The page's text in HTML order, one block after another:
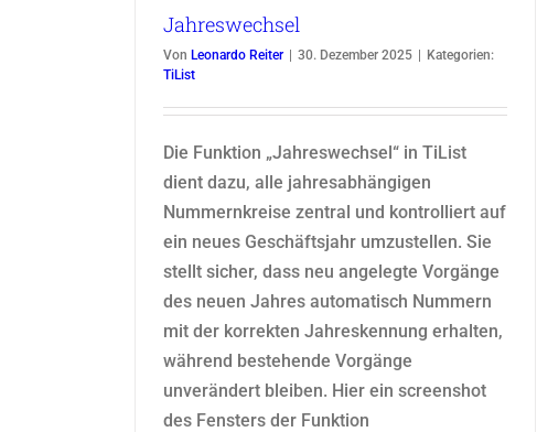
Jahreswechsel
Von Leonardo Reiter | 30. Dezember 2025 | Kategorien:
TiList
Die Funktion „Jahreswechsel“ in TiList
dient dazu, alle jahresabhängigen
Nummernkreise zentral und kontrolliert auf
ein neues Geschäftsjahr umzustellen. Sie
stellt sicher, dass neu angelegte Vorgänge
des neuen Jahres automatisch Nummern
mit der korrekten Jahreskennung erhalten,
während bestehende Vorgänge
unverändert bleiben. Hier ein screenshot
des Fensters der Funktion